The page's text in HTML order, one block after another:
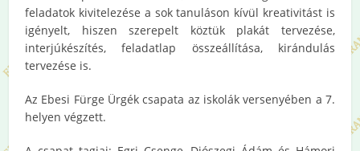
feladatok kivitelezése a sok tanuláson kívül kreativitást is
igényelt, hiszen szerepelt köztük plakát tervezése,
interjúkészítés, feladatlap összeállítása, kirándulás
tervezése is.
Az Ebesi Fürge Ürgék csapata az iskolák versenyében a 7.
helyen végzett.